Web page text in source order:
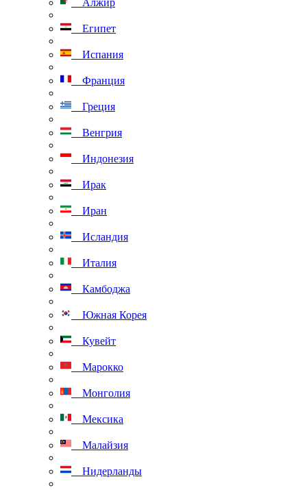
Алжир
Египет
Испания
Франция
Греция
Венгрия
Индонезия
Ирак
Иран
Исландия
Италия
Камбоджа
Южная Корея
Кувейт
Марокко
Монголия
Мексика
Малайзия
Нидерланды